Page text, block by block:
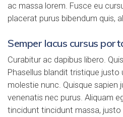
ac massa lorem. Fusce eu
placerat purus bibendum quis,
Semper lacus cursus
Curabitur ac dapibus libero.
Phasellus blandit tristique justo
molestie nunc. Quisque sapien
venenatis nec purus. Aliquam
tincidunt tincidunt massa,